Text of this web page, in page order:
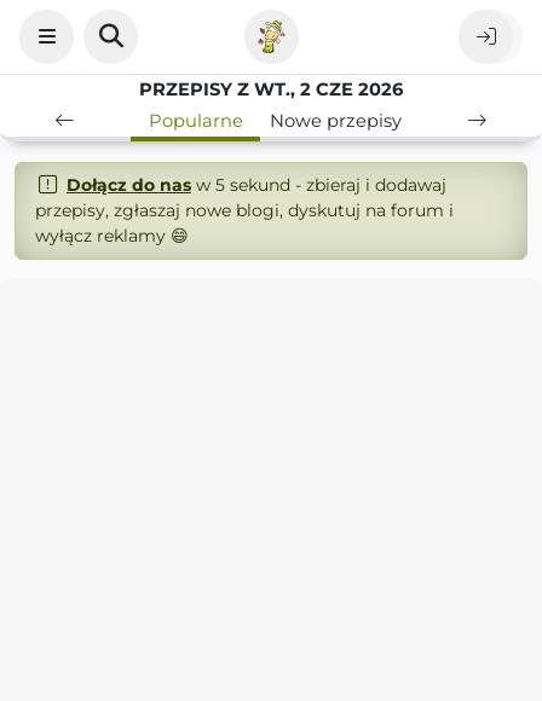
PRZEPISY Z WT., 2 CZE 2026
Popularne
Nowe przepisy
Dołącz do nasw 5 sekund - zbieraj i dodawaj
przepisy, zgłaszaj nowe blogi, dyskutuj na forum i
wyłącz reklamy 😄